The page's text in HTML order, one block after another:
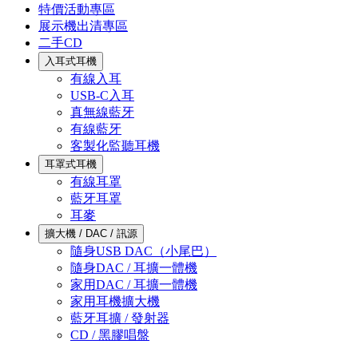
特價活動專區
展示機出清專區
二手CD
入耳式耳機
有線入耳
USB-C入耳
真無線藍牙
有線藍牙
客製化監聽耳機
耳罩式耳機
有線耳罩
藍牙耳罩
耳麥
擴大機 / DAC / 訊源
隨身USB DAC（小尾巴）
隨身DAC / 耳擴一體機
家用DAC / 耳擴一體機
家用耳機擴大機
藍牙耳擴 / 發射器
CD / 黑膠唱盤